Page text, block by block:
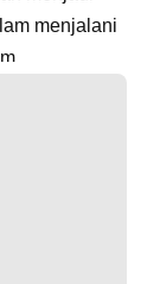
menjalani